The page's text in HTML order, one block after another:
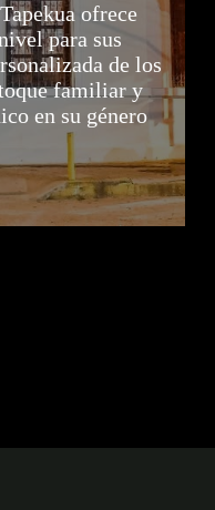
ofrece
para sus
de los
familiar y
en su género